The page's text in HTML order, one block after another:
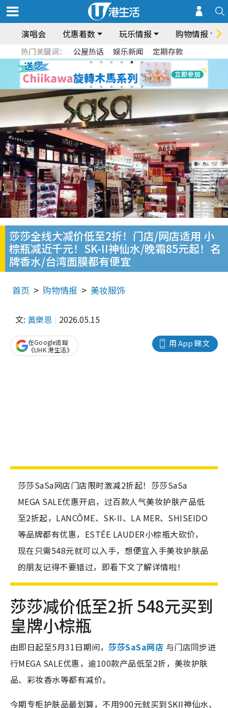
演唱会 优惠着数 玩乐情报 购物情报
热门关键词： 公屋热话 娱乐新闻 定期存款
莎莎全线大减价低至2折！门店/网店适用 小
棕瓶减近千元！SK-II神仙水/晚霜85元起！名
牌香水/台湾面膜都有便宜
首页 购物情报 美妆服饰
文: 黃樂恩 2026.05.15
用 App 睇文
在Google追蹤
《UHK 港生活》
莎莎SaSa网店门店限时激减2折起！莎莎SaSa
MEGA SALE优惠开启，过百款人气美妆护肤产品低
至2折起，LANCÔME、SK-II、LA MER、SHISEIDO
等品牌都有优惠，ESTÉE LAUDER小棕瓶大砍价，
现在只需548元就可以入手，想便宜入手美妆护肤品
的朋友记得不要错过，即看下文了解详情啦！
莎莎减价低至2折 548元买到
皇牌小棕瓶
由即日起至5月31日期间，莎莎SaSa网店 与门店同步进
行MEGA SALE优惠，逾100款产品低至2折，美妆护肤
品、彩妆香水等都有减价。
今期专柜护肤品最划算，不用900元就买到SKII神仙水、